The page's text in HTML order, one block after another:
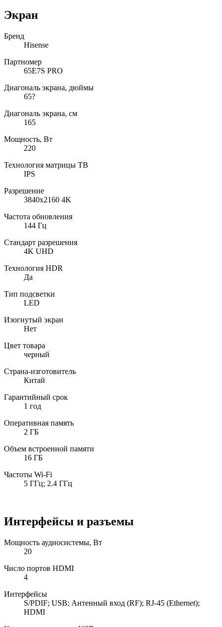
Экран
Бренд
Hisense
Партномер
65E7S PRO
Диагональ экрана, дюймы
65?
Диагональ экрана, см
165
Мощность, Вт
220
Технология матрицы ТВ
IPS
Разрешение
3840x2160 4K
Частота обновления
144 Гц
Стандарт разрешения
4K UHD
Технология HDR
Да
Тип подсветки
LED
Изогнутый экран
Нет
Цвет товара
черный
Страна-изготовитель
Китай
Гарантийный срок
1 год
Оперативная память
2 ГБ
Объем встроенной памяти
16 ГБ
Частоты Wi-Fi
5 ГГц; 2.4 ГГц
Интерфейсы и разъемы
Мощность аудиосистемы, Вт
20
Число портов HDMI
4
Интерфейсы
S/PDIF; USB; Антенный вход (RF); RJ-45 (Ethernet);
HDMI